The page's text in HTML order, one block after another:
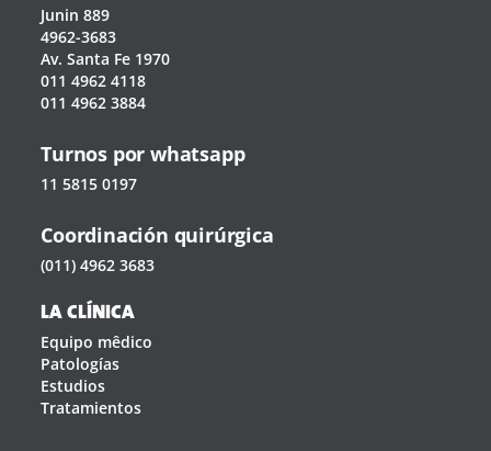
Junin 889
4962-3683
Av. Santa Fe 1970
011 4962 4118
011 4962 3884
Turnos por whatsapp
11 5815 0197
Coordinación quirúrgica
(011) 4962 3683
LA CLÍNICA
Equipo mêdico
Patologías
Estudios
Tratamientos